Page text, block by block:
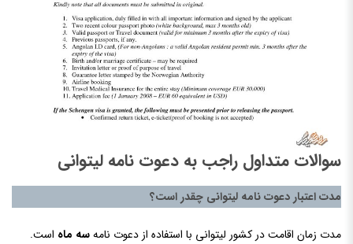
سوالات متداول راجب به دعوت نامه لیتوانی
مدت اعتبار دعوت نامه لیتوانی چقدر است؟
مدت زمان اقامت در کشور لیتوانی با استفاده از دعوت نامهسه ماه است.